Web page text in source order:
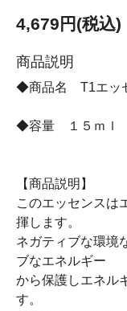
4,679円(税込)
商品説明
◆商品名 T1エッ
◆容量 １５ｍｌ
【商品説明】
このエッセンスは
揮します。
ネガティブな環境
ブなエネルギー
から保護しエネル
す。